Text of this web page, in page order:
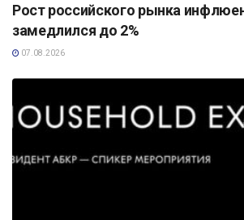
Рост российского рынка
замедлился до 2%
07.08.2026